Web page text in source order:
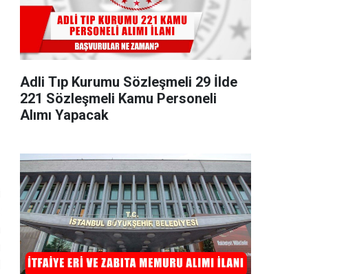
Adli Tıp Kurumu Sözleşmeli 29 İlde
221 Sözleşmeli Kamu Personeli
Alımı Yapacak